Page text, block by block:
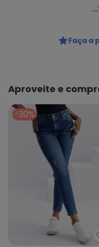
Sawary - Calça Jeans
Faça a
Aproveite e
-30%